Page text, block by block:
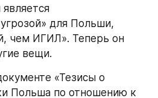
для Польши,
чем ИГИЛ». Теперь он
вещи.
«Тезисы о
Польша по отношению к